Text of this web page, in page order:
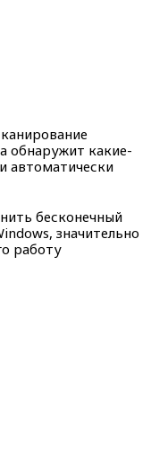
обнаружит какие-
автоматически
бесконечный
значительно
работу